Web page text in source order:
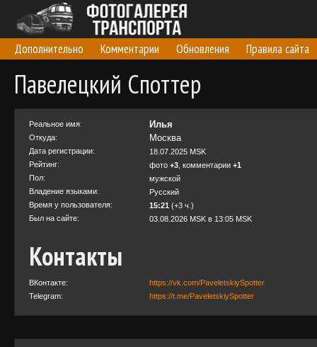
Дополнительно Комментарии Обновления Правила сайта
Павелецкий Споттер
Реальное имя: Илья
Откуда: Москва
Дата регистрации:
18.07.2025 MSK
Рейтинг:
фото +3 , комментарии +1
Пол:
мужской
Владение языками:
Русский
Время у пользователя:
15:21 (+3 ч.)
Был на сайте:
03.08.2026 MSK в 13:05 MSK
Контакты
ВКонтакте:
https://vk.com/PaveletskiySpotter
Telegram:
https://t.me/PaveletskiySpotter